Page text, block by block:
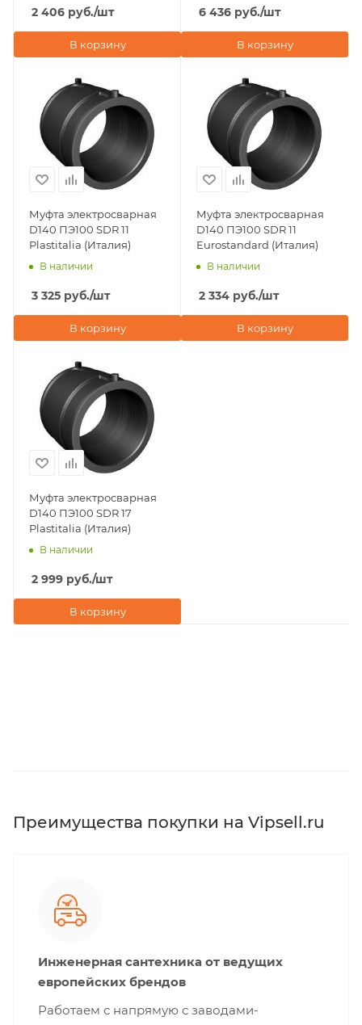
2 406 руб./шт
В корзину
6 436 руб./шт
В корзину
Муфта электросварная
D140 ПЭ100 SDR 11
Plastitalia (Италия)
В наличии
3 325 руб./шт
В корзину
Муфта электросварная
D140 ПЭ100 SDR 11
Eurostandard (Италия)
В наличии
2 334 руб./шт
В корзину
Муфта электросварная
D140 ПЭ100 SDR 17
Plastitalia (Италия)
В наличии
2 999 руб./шт
В корзину
Преимущества покупки на Vipsell.ru
Инженерная сантехника от ведущих
европейских брендов
Работаем с напрямую с заводами-